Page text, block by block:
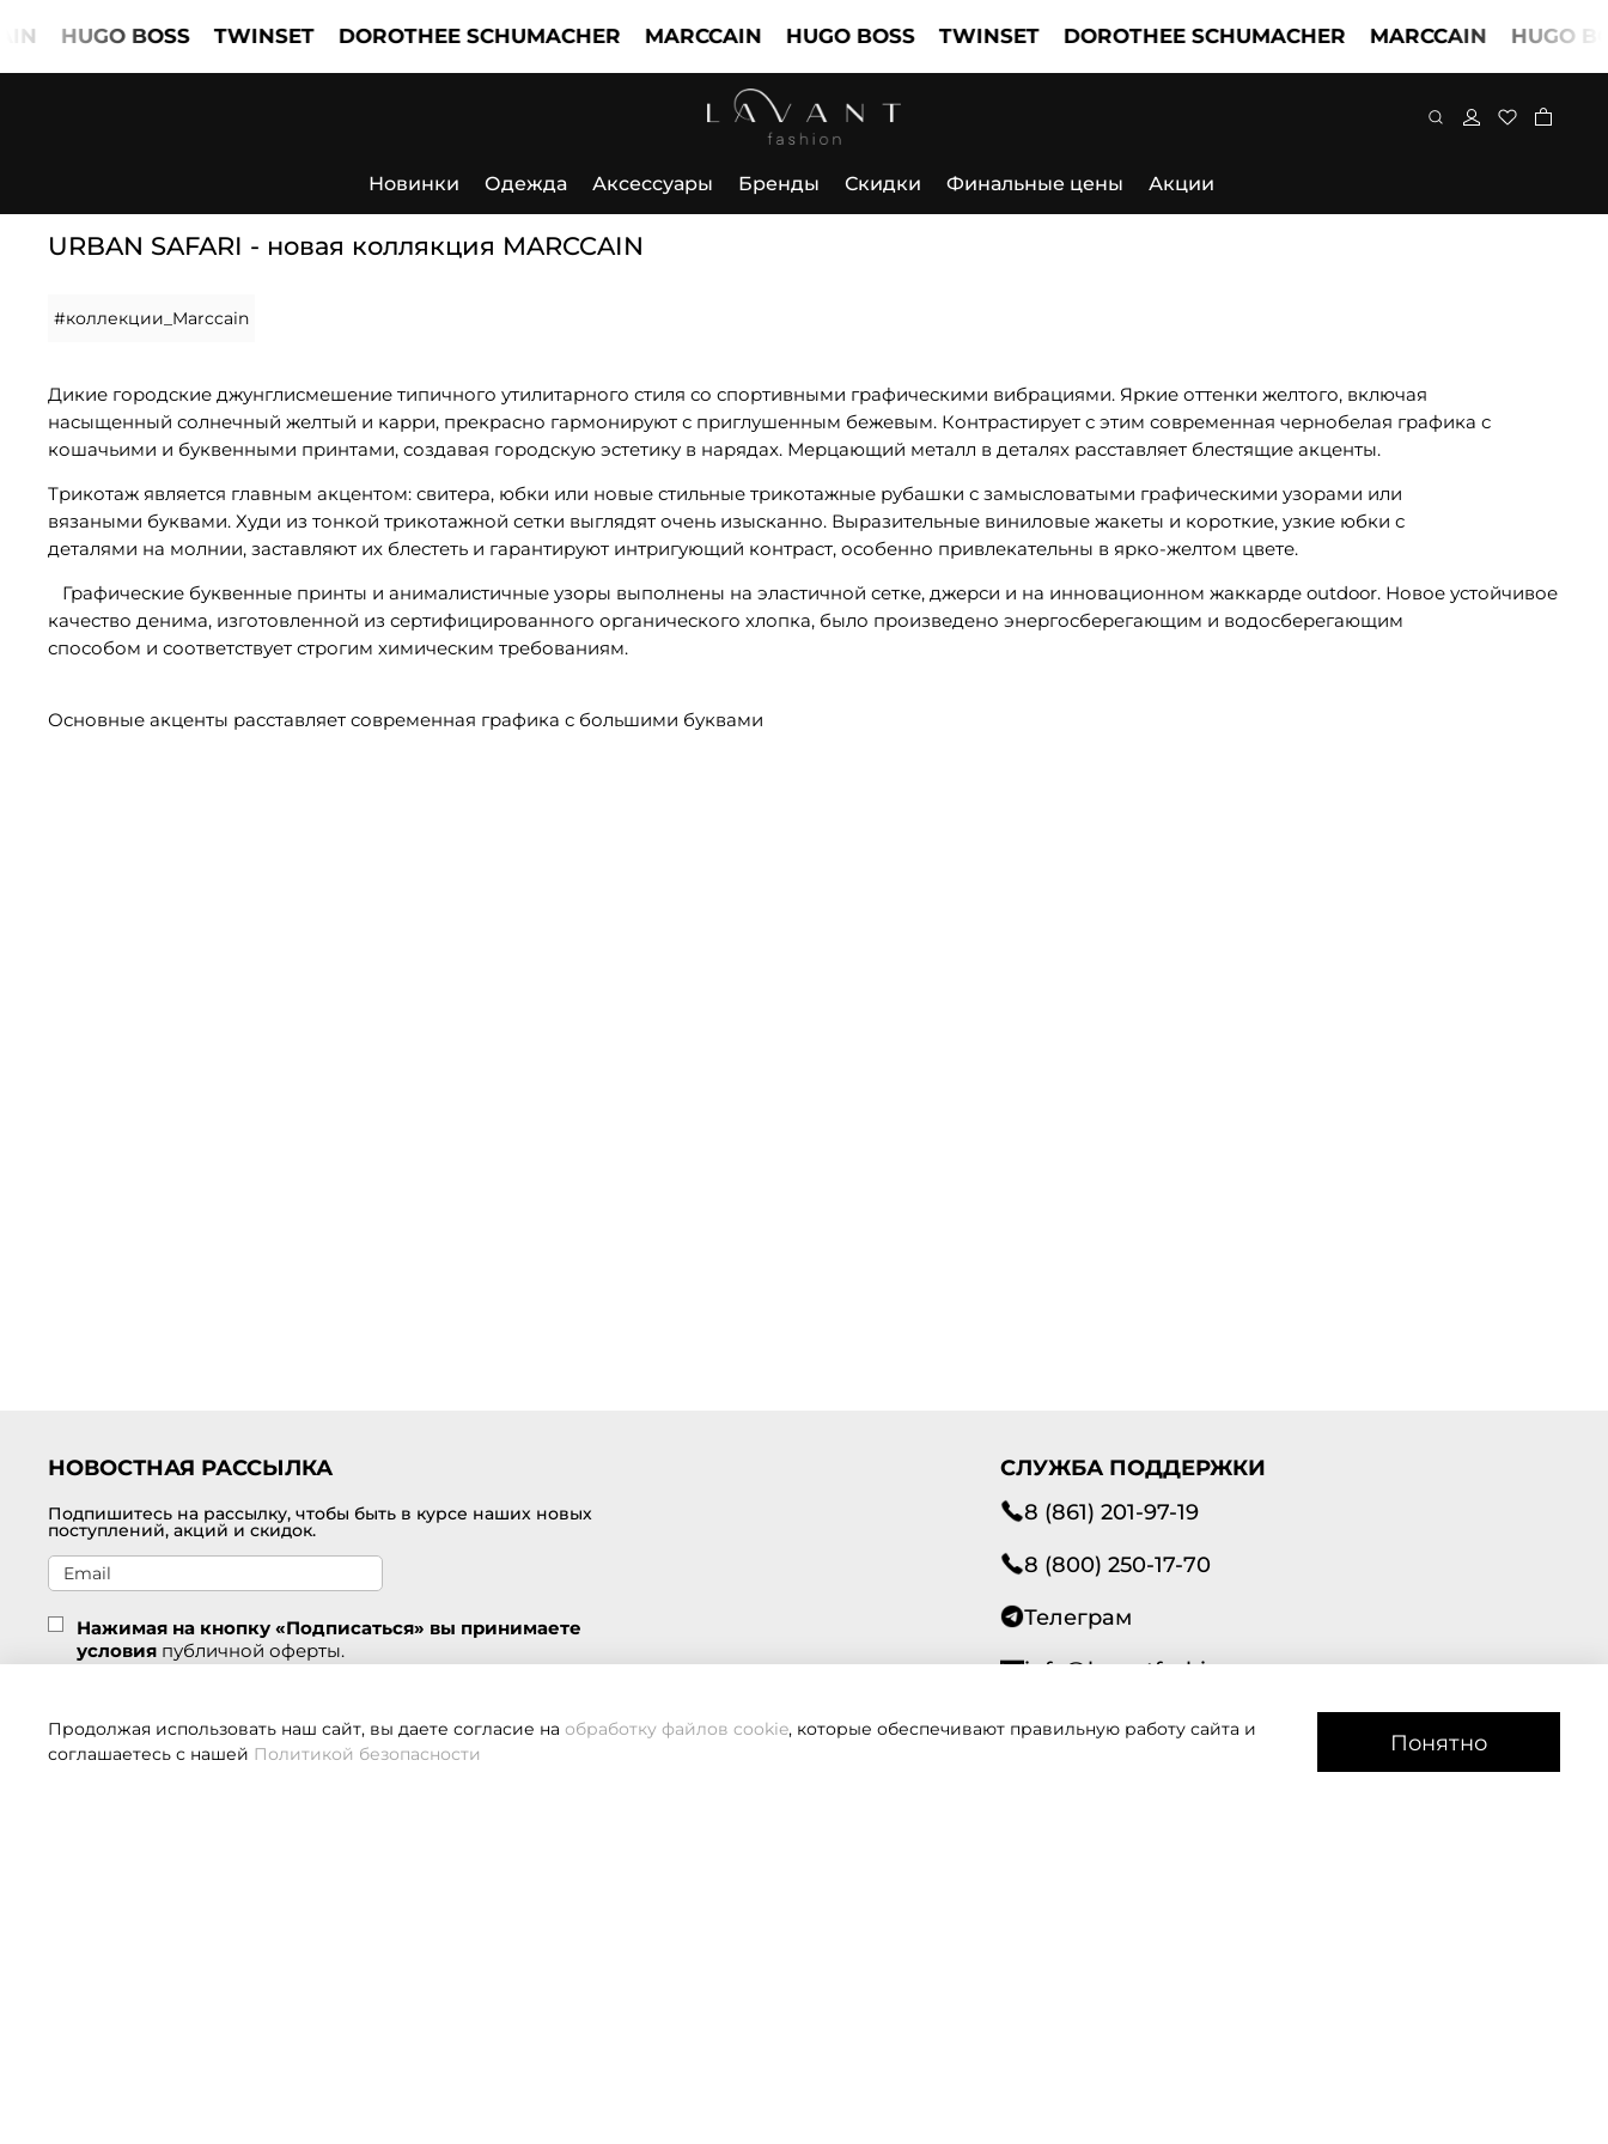
HUGO BOSS TWINSET DOROTHEE SCHUMACHER MARCCAIN HUGO BOSS TWINSET DOROTHEE SCHUMACHER MARCCAIN HUGO
Новинки Одежда Аксессуары Бренды Скидки Финальные цены Акции
URBAN SAFARI - новая коллякция MARCCAIN
#коллекции_Marccain
Дикие городские джунглисмешение типичного утилитарного стиля со спортивными графическими вибрациями. Яркие оттенки желтого, включая
насыщенный солнечный желтый и карри, прекрасно гармонируют с приглушенным бежевым. Контрастирует с этим современная чернобелая графика с
кошачьими и буквенными принтами, создавая городскую эстетику в нарядах. Мерцающий металл в деталях расставляет блестящие акценты.
Трикотаж является главным акцентом: свитера, юбки или новые стильные трикотажные рубашки с замысловатыми графическими узорами или
вязаными буквами. Худи из тонкой трикотажной сетки выглядят очень изысканно. Выразительные виниловые жакеты и короткие, узкие юбки с
деталями на молнии, заставляют их блестеть и гарантируют интригующий контраст, особенно привлекательны в ярко-желтом цвете.
Графические буквенные принты и анималистичные узоры выполнены на эластичной сетке, джерси и на инновационном жаккарде outdoor. Новое устойчивое
качество денима, изготовленной из сертифицированного органического хлопка, было произведено энергосберегающим и водосберегающим
способом и соответствует строгим химическим требованиям.
Основные акценты расставляет современная графика с большими буквами
НОВОСТНАЯ РАССЫЛКА
Подпишитесь на рассылку, чтобы быть в курсе наших новых
поступлений, акций и скидок.
Нажимая на кнопку «Подписаться» вы принимаете
условия публичной оферты.
СЛУЖБА ПОДДЕРЖКИ
8 (861) 201-97-19
8 (800) 250-17-70
Телеграм
info@lavantfashion.ru
Всегда рады помочь!
Продолжая использовать наш сайт, вы даете согласие на обработку файлов cookie, которые обеспечивают правильную работу сайта и
соглашаетесь с нашей Политикой безопасности Понятно